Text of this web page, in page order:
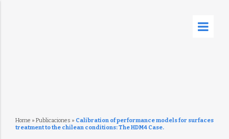
Home » Publicaciones » Calibration of performance models for surfaces
treatment to the chilean conditions: The HDM4 Case.